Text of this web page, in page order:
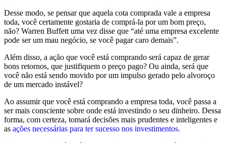
Desse modo, se pensar que aquela cota comprada vale a empresa
toda, você certamente gostaria de comprá-la por um bom preço,
não? Warren Buffett uma vez disse que “até uma empresa excelente
pode ser um mau negócio, se você pagar caro demais”.
Além disso, a ação que você está comprando será capaz de gerar
bons retornos, que justifiquem o preço pago? Ou ainda, será que
você não está sendo movido por um impulso gerado pelo alvoroço
de um mercado instável?
Ao assumir que você está comprando a empresa toda, você passa a
ser mais consciente sobre onde está investindo o seu dinheiro. Dessa
forma, com certeza, tomará decisões mais prudentes e inteligentes e
as ações necessárias para ter sucesso nos investimentos.